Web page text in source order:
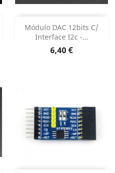
Módulo DAC 12bits C/
Interface I2c -...
Preço
6,40 €
Adicionar 
Dados do produto